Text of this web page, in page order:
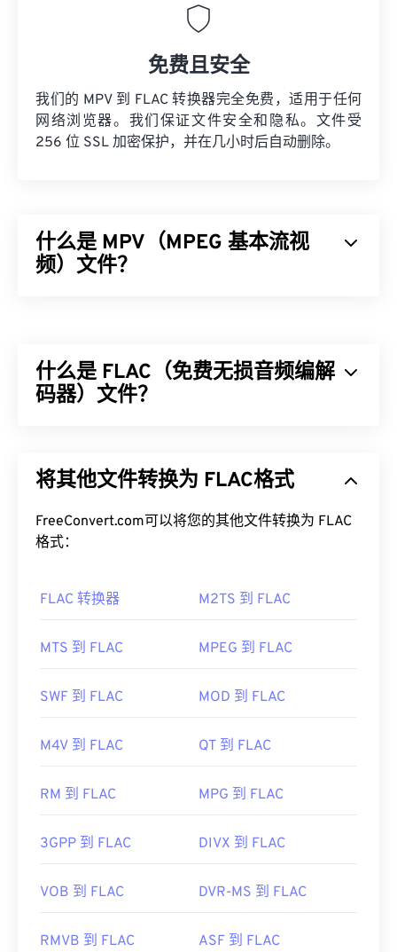
免费且安全
我们的 MPV 到 FLAC 转换器完全免费，适用于任何
网络浏览器。我们保证文件安全和隐私。文件受
256 位 SSL 加密保护，并在几小时后自动删除。
什么是 MPV（MPEG 基本流视
频）文件？
如何打开 MPV 文件？
件。在 Windows 系统中，请按照以下说明 将正确的
也可能会有帮助。其他可能可用的播放器包括 VLC
media player
PentaLoop PlayerXtreme Media Player
首次发布：2013 年
https://mpv.io/
什么是 FLAC（免费无损音频编解
码器）文件？
音频质量或原始数据。FLAC 通过使用一种
将文
无损压缩。
打开 FLAC 文件的默认程序是 VLC 媒体播放器
乐、兼容电话应用程序编程接口 (TAPI) ，并且不受
此外，可以实现 FLAC 的
编解码器 包括用于编码的
Audiocogs 。最后，正如名称中的“免费”一词所暗示
开发者： Xiph.Org 基金会
有用的链接：
https://en.wikipedia.org/wiki/FLAC
将其他文件转换为 FLAC格式
FreeConvert.com可以将您的其他文件转换为 FLAC
格式：
FLAC 转换器 M2TS 到 FLAC
MTS 到 FLAC MPEG 到 FLAC
SWF 到 FLAC MOD 到 FLAC
M4V 到 FLAC QT 到 FLAC
RM 到 FLAC MPG 到 FLAC
3GPP 到 FLAC DIVX 到 FLAC
VOB 到 FLAC DVR-MS 到 FLAC
RMVB 到 FLAC ASF 到 FLAC